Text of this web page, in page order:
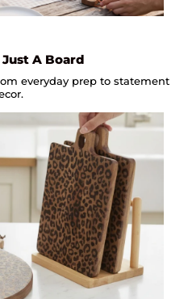
A Board
everyday prep to statement